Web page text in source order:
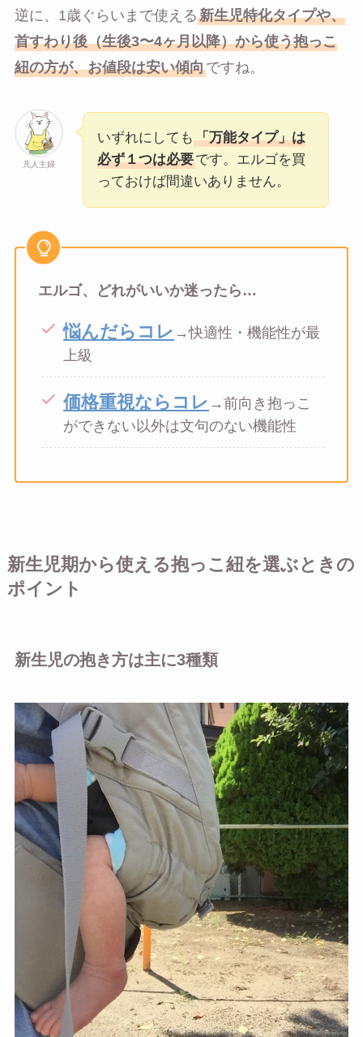
逆に、1歳ぐらいまで使える新生児特化タイプや、
首すわり後（生後3〜4ヶ月以降）から使う抱っこ
紐の方が、お値段は安い傾向ですね。
凡人主婦
いずれにしても 「万能タイプ」は
必ず１つは必要です。エルゴを買
っておけば間違いありません。
エルゴ、どれがいいか迷ったら…
悩んだらコレ →快適性・機能性が最
上級
価格重視ならコレ →前向き抱っこ
ができない以外は文句のない機能性
新生児期から使える抱っこ紐を選ぶときの
ポイント
新生児の抱き方は主に3種類